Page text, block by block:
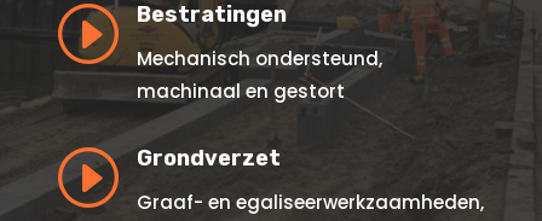
I Bestratingen
Mechanisch ondersteund,
machinaal en gestort
I Grondverzet
Graaf- en egaliseerwerkzaamheden,